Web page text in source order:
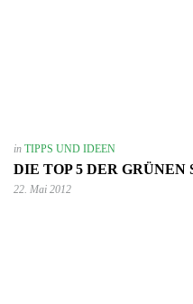
in TIPPS UND IDEEN
DIE TOP 5 DER
22. Mai 2012